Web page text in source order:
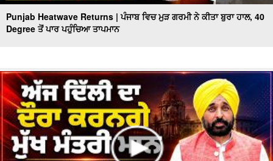
Punjab Heatwave Returns | ਪੰਜਾਬ ਵਿਚ ਮੁੜ ਗਰਮੀ ਨੇ ਕੀਤਾ ਬੁਰਾ ਹਾਲ, 40
Degree ਤੋਂ ਪਾਰ ਪਹੁੰਚਿਆ ਤਾਪਮਾਨ